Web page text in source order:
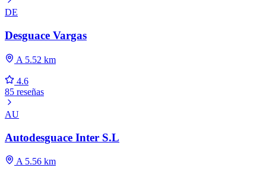
DE
Desguace Vargas
A 5.52 km
4.6
85 reseñas
AU
Autodesguace Inter S.L
A 5.56 km